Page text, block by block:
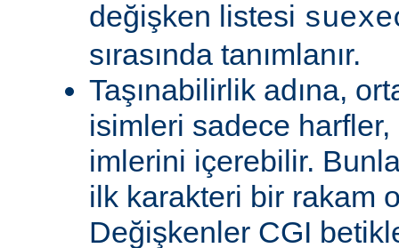
değişken listesi
sırasında tanımlanır.
Taşınabilirlik adına,
isimleri sadece
imlerini içerebilir.
ilk karakteri bir rakam
Değişkenler CGI